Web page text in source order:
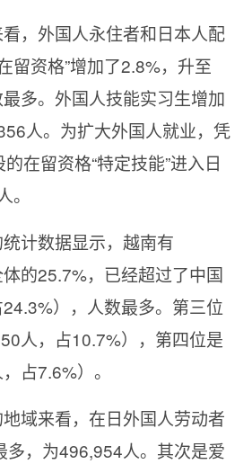
，外国人永住者和日本人配
留资格”增加了2.8%，升至
多。外国人技能实习生增加
人。为扩大外国人就业，凭
在留资格“特定技能”进入日
计数据显示，越南有
的25.7%，已经超过了中国
24.3%），人数最多。第三位
人，占10.7%），第四位是
占7.6%）。
域来看，在日外国人劳动者
多，为496,954人。其次是爱